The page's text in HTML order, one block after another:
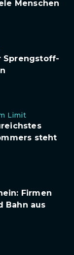
Menschen
Sprengstoff-
Limit
steht
Firmen
Bahn aus